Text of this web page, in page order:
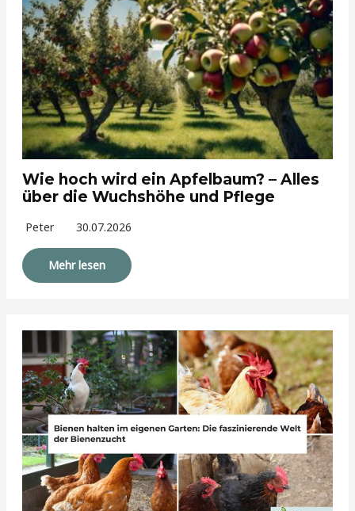
Wie hoch wird ein Apfelbaum? – Alles
über die Wuchshöhe und Pflege
Peter 30.07.2026
Mehr lesen